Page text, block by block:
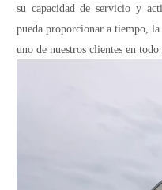
su capacidad de servicio y
pueda proporcionar a tiempo,
uno de nuestros clientes en todo